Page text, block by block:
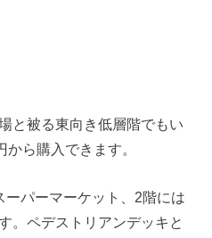
と被る東向き低層階でもい
ら購入できます。
パーマーケット、2階には
。ペデストリアンデッキと